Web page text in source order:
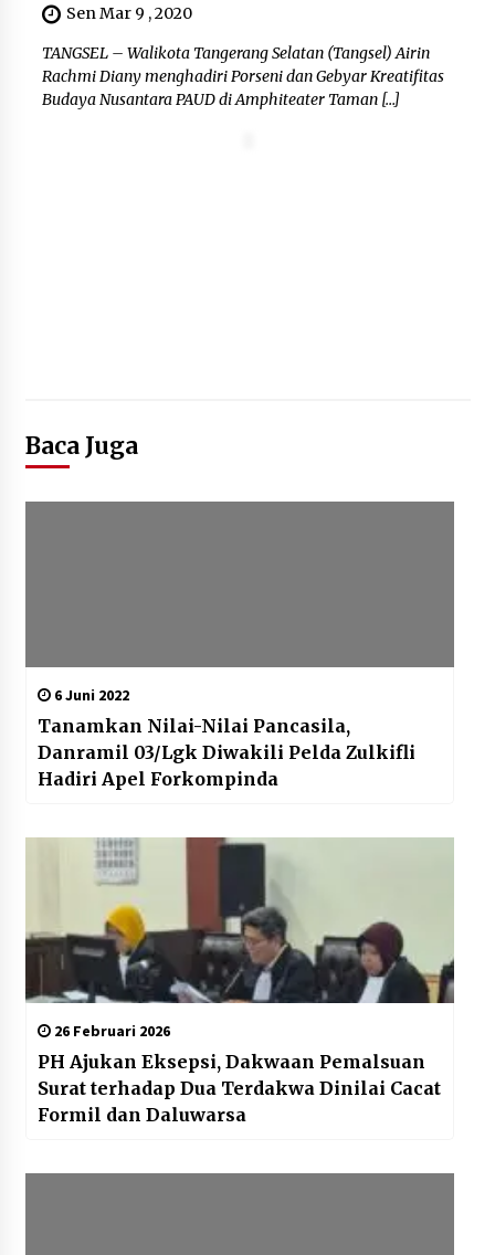
Tak Ada Korban Jiwa
8 Agustus 2026
Sen Mar 9 , 2020
TANGSEL – Walikota Tangerang Selatan (Tangsel) Airin
Rachmi Diany menghadiri Porseni dan Gebyar Kreatifitas
Budaya Nusantara PAUD di Amphiteater Taman […]
Baca Juga
6 Juni 2022
Tanamkan Nilai-Nilai Pancasila,
Danramil 03/Lgk Diwakili Pelda Zulkifli
Hadiri Apel Forkompinda
26 Februari 2026
PH Ajukan Eksepsi, Dakwaan Pemalsuan
Surat terhadap Dua Terdakwa Dinilai Cacat
Formil dan Daluwarsa